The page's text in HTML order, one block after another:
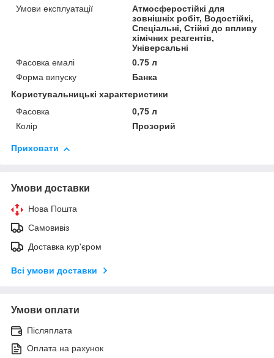
Умови експлуатації
Атмосферостійкі для
зовнішніх робіт, Водостійкі,
Спеціальні, Стійкі до впливу
хімічних реагентів,
Універсальні
Фасовка емалі
0.75 л
Форма випуску
Банка
Користувальницькі характеристики
Фасовка
0,75 л
Колір
Прозорий
Приховати
Умови доставки
Нова Пошта
Самовивіз
Доставка кур'єром
Всі умови доставки
Умови оплати
Післяплата
Оплата на рахунок